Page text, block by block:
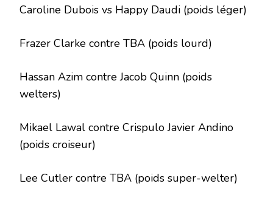
Caroline Dubois vs Happy Daudi (poids léger)
Frazer Clarke contre TBA (poids lourd)
Hassan Azim contre Jacob Quinn (poids
welters)
Mikael Lawal contre Crispulo Javier Andino
(poids croiseur)
Lee Cutler contre TBA (poids super-welter)